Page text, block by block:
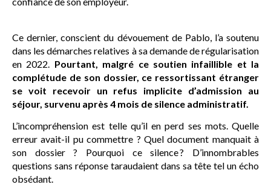
Ce dernier, conscient du dévouement de Pablo, l’a soutenu
dans les démarches relatives à sa demande de régularisation
en 2022. Pourtant, malgré ce soutien infaillible et la
complétude de son dossier, ce ressortissant étranger
se voit recevoir un refus implicite d’admission au
séjour, survenu après 4 mois de silence administratif.
L’incompréhension est telle qu’il en perd ses mots. Quelle
erreur avait-il pu commettre ? Quel document manquait à
son dossier ? Pourquoi ce silence ? D’innombrables
questions sans réponse taraudaient dans sa tête tel un écho
obsédant.